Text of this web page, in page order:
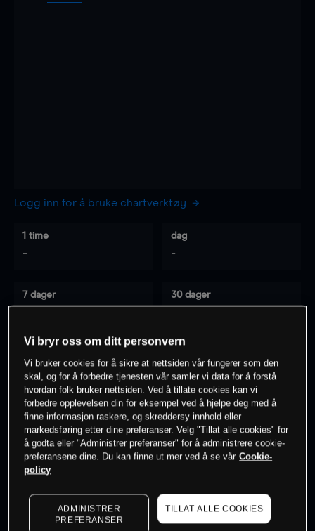
Logg inn for å bruke chartverktøy
1 time
-
dag
-
7 dager 30 dager
0% av kunder erpå dette instrumentet
Søk om konto
Kursene er veiledende. to see latest market data
Vi bryr oss om ditt personvern
Vi bruker cookies for å sikre at nettsiden vår fungerer som den
skal, og for å forbedre tjenesten vår samler vi data for å forstå
hvordan folk bruker nettsiden. Ved å tillate cookies kan vi
forbedre opplevelsen din for eksempel ved å hjelpe deg med å
finne informasjon raskere, og skreddersy innhold eller
markedsføring etter dine preferanser. Velg "Tillat alle cookies" for
å godta eller "Administrer preferanser" for å administrere cookie-
preferansene dine. Du kan finne ut mer ved å se vår Cookie-
policy
ADMINISTRER
PREFERANSER
TILLAT ALLE COOKIES